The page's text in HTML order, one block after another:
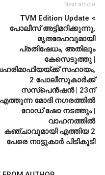
Next article
TVM Edition Update <
പോലീസ് അട്ടിമറിക്കുന്നു,
മൃതദേഹവുമായി
പ്രതിഷേധം, അതിലും
കേസെടുത്തു |
സഹായം,
2 പോലീസുകാര്‍ക്ക്
സസ്‌പെന്‍ഷന്‍ | 23ന്
എത്തുന്ന മോദി നഗരത്തില്‍
റോഡ് ഷോ നടത്തും |
വാഹനത്തില്‍
കഞ്ചാവുമായി എത്തിയ 2
പേരെ നാട്ടുകാര്‍ പിടികൂടി